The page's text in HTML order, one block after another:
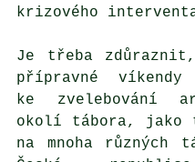
krizového
Je třeba
přípravné víkendy
ke zvelebování
okolí tábora, jako
na mnoha různých